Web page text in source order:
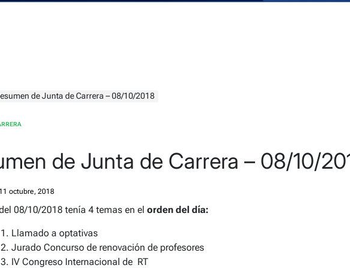
de Junta de Carrera – 08/10/2018
de Junta de Carrera – 08/10/
11 octubre, 2018
08/10/2018 tenía 4 temas en el orden del día:
Llamado a optativas
Jurado Concurso de renovación de profesores
IV Congreso Internacional de RT